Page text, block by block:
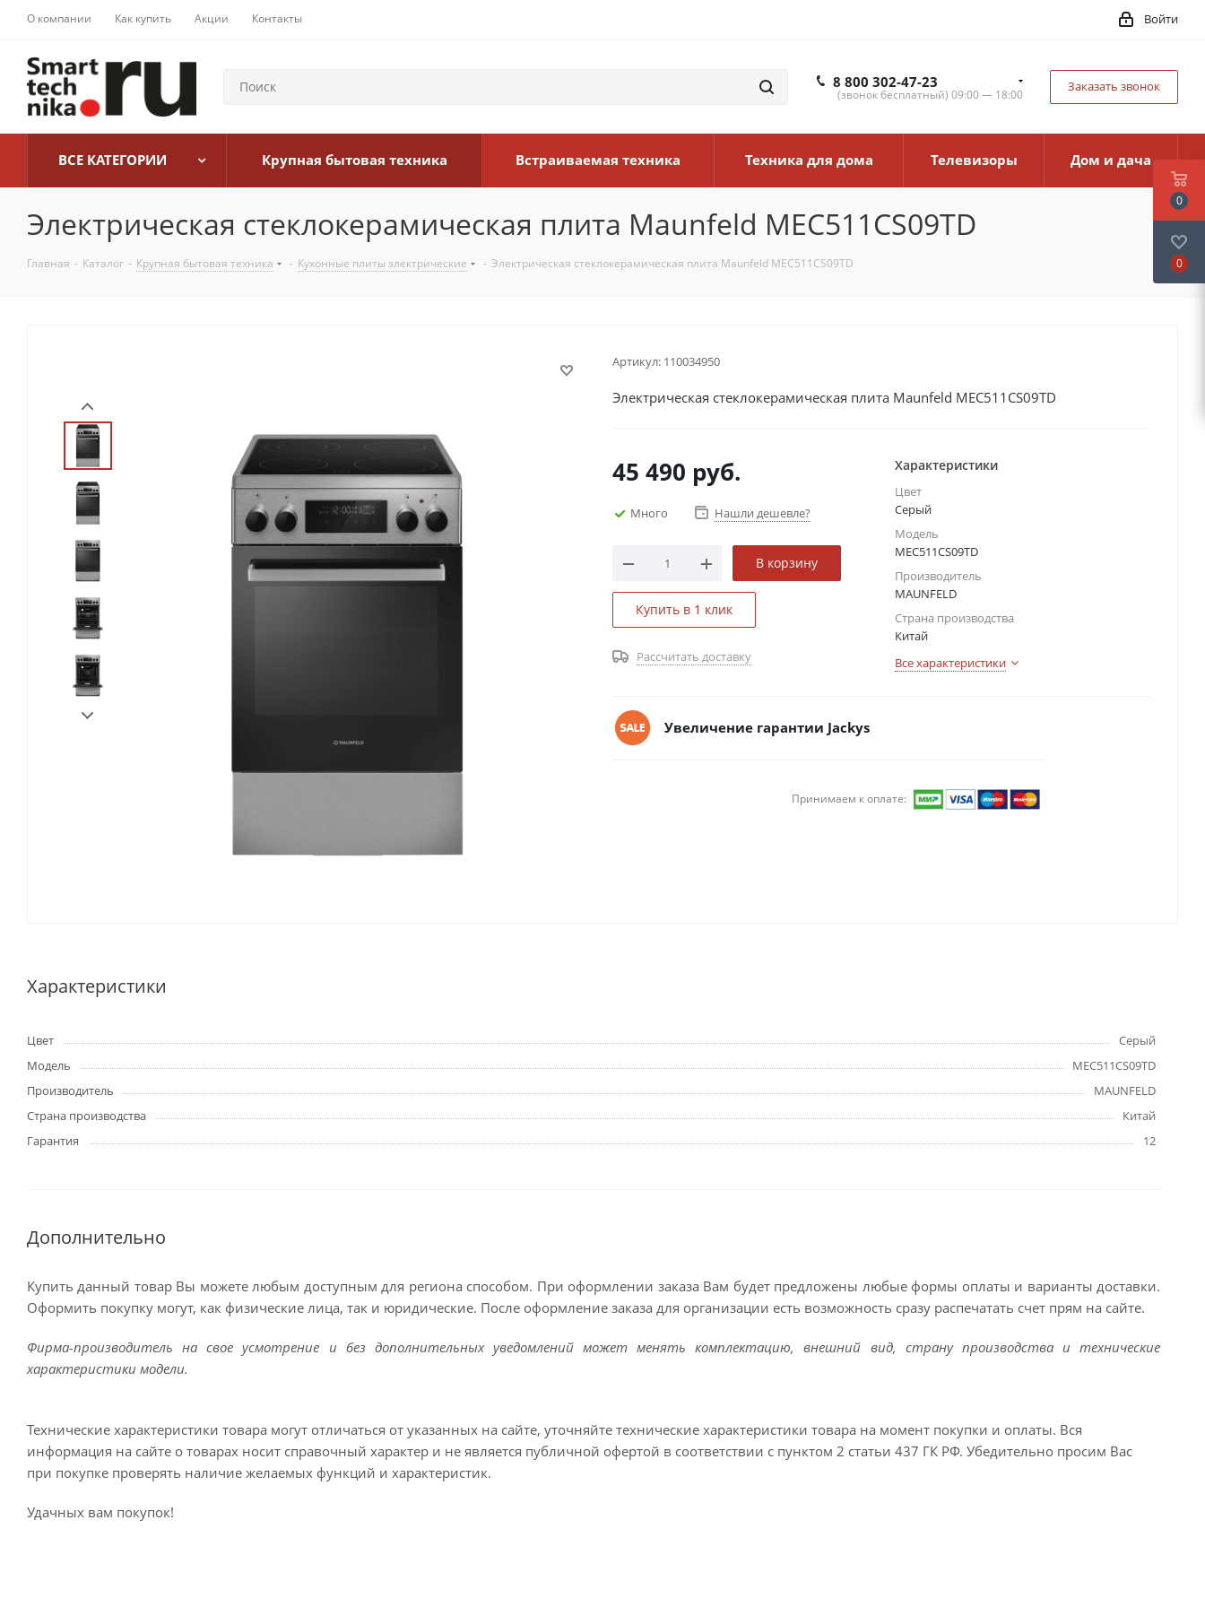
О компании Как купить Акции Контакты Войти
8 800 302-47-23
(звонок бесплатный) 09:00 — 18:00
Заказать звонок
ВСЕ КАТЕГОРИИ Крупная бытовая техника Встраиваемая техника Техника для дома Телевизоры Дом и дача
Электрическая стеклокерамическая плита Maunfeld MEC511CS09TD
Главная - Каталог - Крупная бытовая техника - Кухонные плиты электрические - Электрическая стеклокерамическая плита Maunfeld MEC511CS09TD
Артикул: 110034950
Электрическая стеклокерамическая плита Maunfeld MEC511CS09TD
45 490 руб.
Много Нашли дешевле?
В корзину
Купить в 1 клик
Рассчитать доставку
Характеристики
Цвет
Серый
Модель
MEC511CS09TD
Производитель
MAUNFELD
Страна производства
Китай
Все характеристики
Увеличение гарантии Jackys
Принимаем к оплате:
Характеристики
Цвет
Серый
Модель
MEC511CS09TD
Производитель
MAUNFELD
Страна производства
Китай
Гарантия
12
Дополнительно
Купить данный товар Вы можете любым доступным для региона способом. При оформлении заказа Вам будет предложены любые формы оплаты и варианты доставки.
Оформить покупку могут, как физические лица, так и юридические. После оформление заказа для организации есть возможность сразу распечатать счет прям на сайте.
Фирма-производитель на свое усмотрение и без дополнительных уведомлений может менять комплектацию, внешний вид, страну производства и технические
характеристики модели.
Технические характеристики товара могут отличаться от указанных на сайте, уточняйте технические характеристики товара на момент покупки и оплаты. Вся
информация на сайте о товарах носит справочный характер и не является публичной офертой в соответствии с пунктом 2 статьи 437 ГК РФ. Убедительно просим Вас
при покупке проверять наличие желаемых функций и характеристик.
Удачных вам покупок!
0
0